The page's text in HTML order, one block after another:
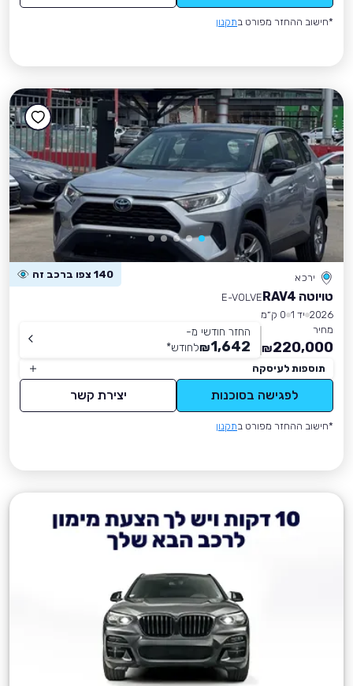
*חישוב ההחזר מפורט בתקנון
ירכא 140 צפו ברכב זה
טויוטה RAV4
E-VOLVE
2026 יד 1
0 ק״מ
מחיר
220,000
₪
החזר חודשי מ-
1,642
₪לחודש*
תוספות לעיסקה
לפגישה בסוכנות יצירת קשר
*חישוב ההחזר מפורט בתקנון